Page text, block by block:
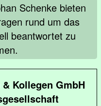
Schenke bieten
rund um das
beantwortet zu
Kollegen GmbH